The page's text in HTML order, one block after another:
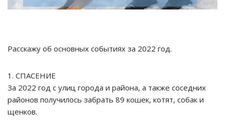
Расскажу об основных событиях за 2022 год.
1. СПАСЕНИЕ
За 2022 год с улиц города и района, а также соседних
районов получилось забрать 89 кошек, котят, собак и
щенков.